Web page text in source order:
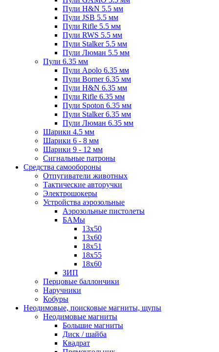
Пули H&N 5.5 мм
Пули JSB 5.5 мм
Пули Rifle 5.5 мм
Пули RWS 5.5 мм
Пули Stalker 5.5 мм
Пули Люман 5.5 мм
Пули 6.35 мм
Пули Apolo 6.35 мм
Пули Borner 6.35 мм
Пули H&N 6.35 мм
Пули Rifle 6.35 мм
Пули Spoton 6.35 мм
Пули Stalker 6.35 мм
Пули Люман 6.35 мм
Шарики 4.5 мм
Шарики 6 - 8 мм
Шарики 9 - 12 мм
Сигнальные патроны
Средства самообороны
Отпугиватели животных
Тактические авторучки
Электрошокеры
Устройства аэрозольные
Аэрозольные пистолеты
БАМы
13х50
13х60
18х51
18х55
18х60
ЗИП
Перцовые баллончики
Наручники
Кобуры
Неодимовые, поисковые магниты, щупы
Неодимовые магниты
Большие магниты
Диск / шайба
Квадрат